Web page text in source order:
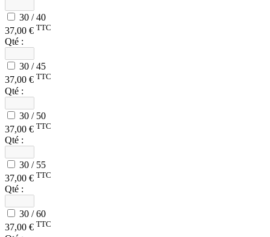
30 / 40
37,00 € TTC
Qté :
30 / 45
37,00 € TTC
Qté :
30 / 50
37,00 € TTC
Qté :
30 / 55
37,00 € TTC
Qté :
30 / 60
37,00 € TTC